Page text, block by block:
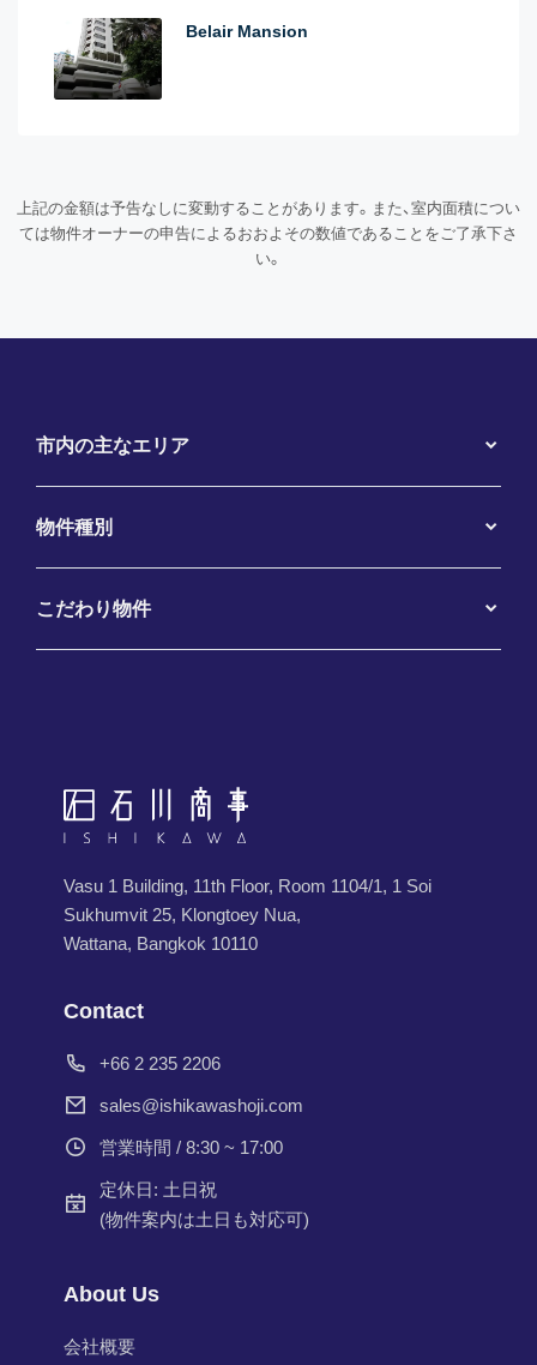
Belair Mansion
上記の金額は予告なしに変動することがあります。また、室内面積につい
ては物件オーナーの申告によるおおよその数値であることをご了承下さ
い。
市内の主なエリア
物件種別
こだわり物件
Vasu 1 Building, 11th Floor, Room 1104/1, 1 Soi
Sukhumvit 25, Klongtoey Nua,
Wattana, Bangkok 10110
Contact
+66 2 235 2206
sales@ishikawashoji.com
営業時間 / 8:30 ~ 17:00
定休日: 土日祝
(物件案内は土日も対応可)
About Us
会社概要